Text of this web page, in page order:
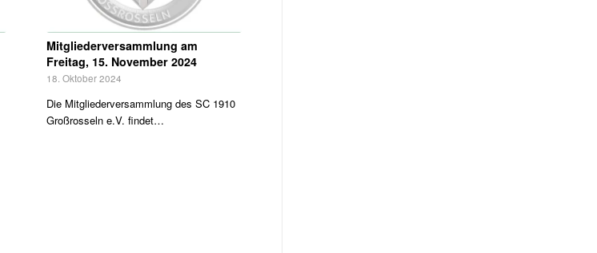
Mitgliederversammlung am
Freitag, 15. November 2024
18. Oktober 2024
Die Mitgliederversammlung des SC 1910
Großrosseln e.V. findet…